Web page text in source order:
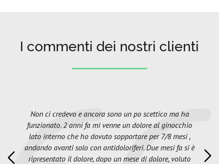
I commenti dei nostri clienti
Non ci credevo e ancora sono un po scettico ma ha
funzionato. 2 anni fa mi venne un dolore al ginocchio
lato interno che ho dovuto sopportare per 7/8 mesi ,
andando avanti solo con antidoloriferi. Due mesi fa si è
ripresentato il dolore, dopo un mese di dolore, voluto